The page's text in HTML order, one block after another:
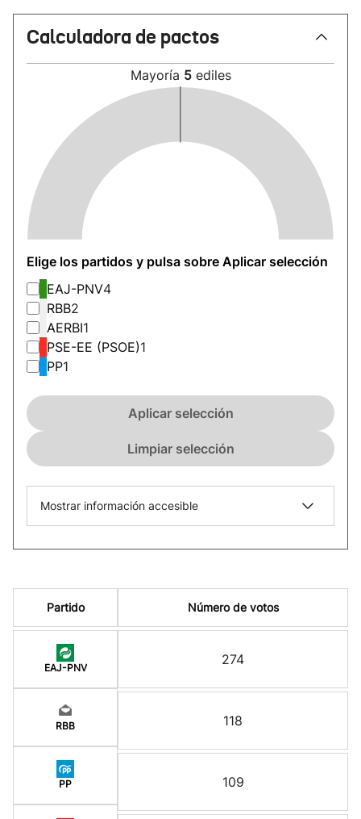
Calculadora de pactos
Mayoría 5 ediles
Elige los partidos y pulsa sobre Aplicar selección
EAJ-PNV4
RBB2
AERBI1
PSE-EE (PSOE)1
PP1
Aplicar selección
Limpiar selección
Mostrar información accesible
Partido
EAJ-PNV
RBB
PP
Número de votos
274
118
109